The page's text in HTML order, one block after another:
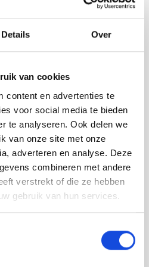
Details Over
van cookies
content en advertenties te
voor social media te bieden
te analyseren. Ook delen we
van onze site met onze
adverteren en analyse. Deze
combineren met andere
verstrekt of die ze hebben
gebruik van hun services.
dan 352 beoordelingen